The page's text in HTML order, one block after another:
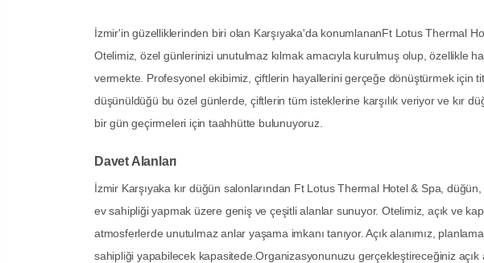
İzmir'in güzelliklerinden biri olan Karşıyaka'da konumlananFt Lotus Thermal
Otelimiz, özel günlerinizi unutulmaz kılmak amacıyla kurulmuş olup, özellikle
vermekte. Profesyonel ekibimiz, çiftlerin hayallerini gerçeğe dönüştürmek için
düşünüldüğü bu özel günlerde, çiftlerin tüm isteklerine karşılık veriyor ve kır
bir gün geçirmeleri için taahhütte bulunuyoruz.
Davet Alanları
İzmir Karşıyaka kır düğün salonlarından Ft Lotus Thermal Hotel & Spa,
ev sahipliği yapmak üzere geniş ve çeşitli alanlar sunuyor. Otelimiz, açık ve
atmosferlerde unutulmaz anlar yaşama imkanı tanıyor. Açık alanımız,
sahipliği yapabilecek kapasitede.Organizasyonunuzu gerçekleştireceğiniz açık